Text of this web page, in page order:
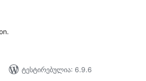
ტესტირებულია: 6.9.6